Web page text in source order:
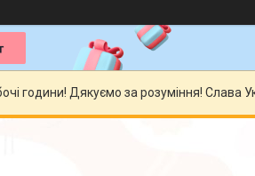
години! Дякуємо за розуміння! Слава